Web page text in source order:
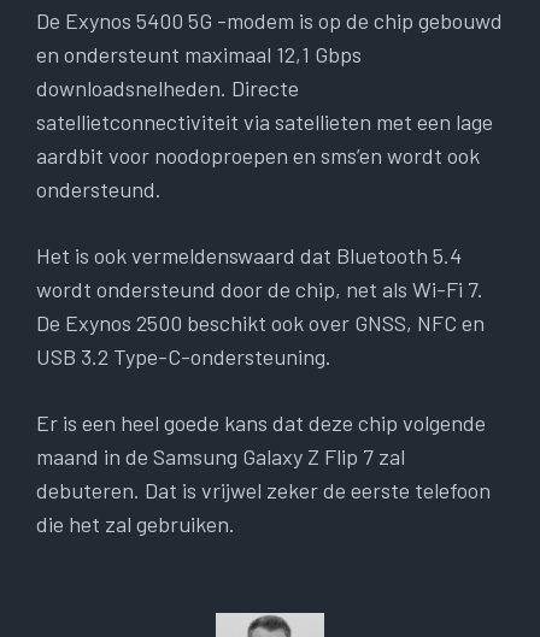
De Exynos 5400 5G -modem is op de chip gebouwd
en ondersteunt maximaal 12,1 Gbps
downloadsnelheden. Directe
satellietconnectiviteit via satellieten met een lage
aardbit voor noodoproepen en sms’en wordt ook
ondersteund.
Het is ook vermeldenswaard dat Bluetooth 5.4
wordt ondersteund door de chip, net als Wi-Fi 7.
De Exynos 2500 beschikt ook over GNSS, NFC en
USB 3.2 Type-C-ondersteuning.
Er is een heel goede kans dat deze chip volgende
maand in de Samsung Galaxy Z Flip 7 zal
debuteren. Dat is vrijwel zeker de eerste telefoon
die het zal gebruiken.